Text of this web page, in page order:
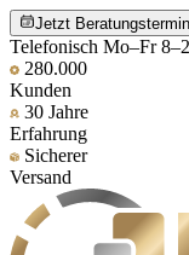
Jetzt
Telefonisch Mo–Fr
280.000
Kunden
30 Jahre
Erfahrung
Sicherer
Versand